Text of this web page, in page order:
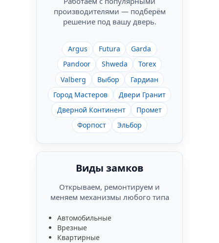
производителями — подберём
решение под вашу дверь.
Argus Futura
Garda
Pandoor
Shweda
Torex
Valberg
Выбор
Гардиан
Город Мастеров
Двери Гранит
Дверной Континент
Промет
Форпост
Эльбор
Виды замков
Открываем, ремонтируем и
меняем механизмы любого типа
Автомобильные
Врезные
Квартирные